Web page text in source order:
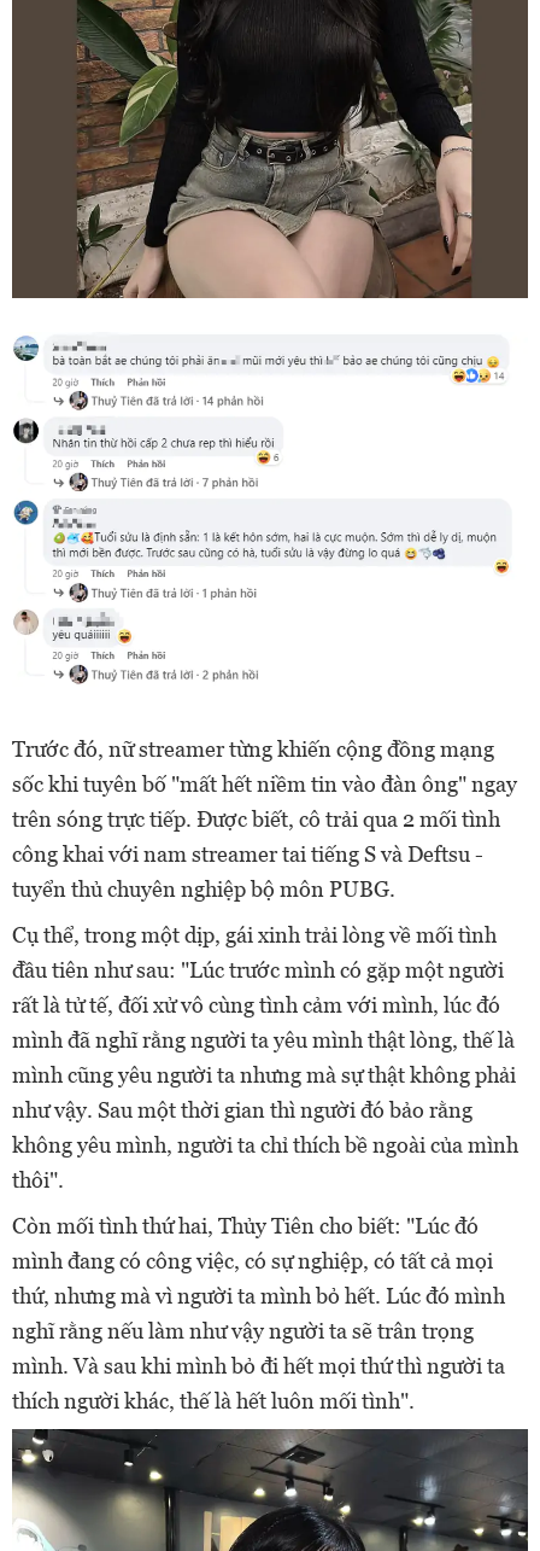
Trước đó, nữ streamer từng khiến cộng đồng mạng
sốc khi tuyên bố "mất hết niềm tin vào đàn ông" ngay
trên sóng trực tiếp. Được biết, cô trải qua 2 mối tình
công khai với nam streamer tai tiếng S và Deftsu -
tuyển thủ chuyên nghiệp bộ môn PUBG.
Cụ thể, trong một dịp, gái xinh trải lòng về mối tình
đầu tiên như sau: "Lúc trước mình có gặp một người
rất là tử tế, đối xử vô cùng tình cảm với mình, lúc đó
mình đã nghĩ rằng người ta yêu mình thật lòng, thế là
mình cũng yêu người ta nhưng mà sự thật không phải
như vậy. Sau một thời gian thì người đó bảo rằng
không yêu mình, người ta chỉ thích bề ngoài của mình
thôi".
Còn mối tình thứ hai, Thủy Tiên cho biết: "Lúc đó
mình đang có công việc, có sự nghiệp, có tất cả mọi
thứ, nhưng mà vì người ta mình bỏ hết. Lúc đó mình
nghĩ rằng nếu làm như vậy người ta sẽ trân trọng
mình. Và sau khi mình bỏ đi hết mọi thứ thì người ta
thích người khác, thế là hết luôn mối tình".